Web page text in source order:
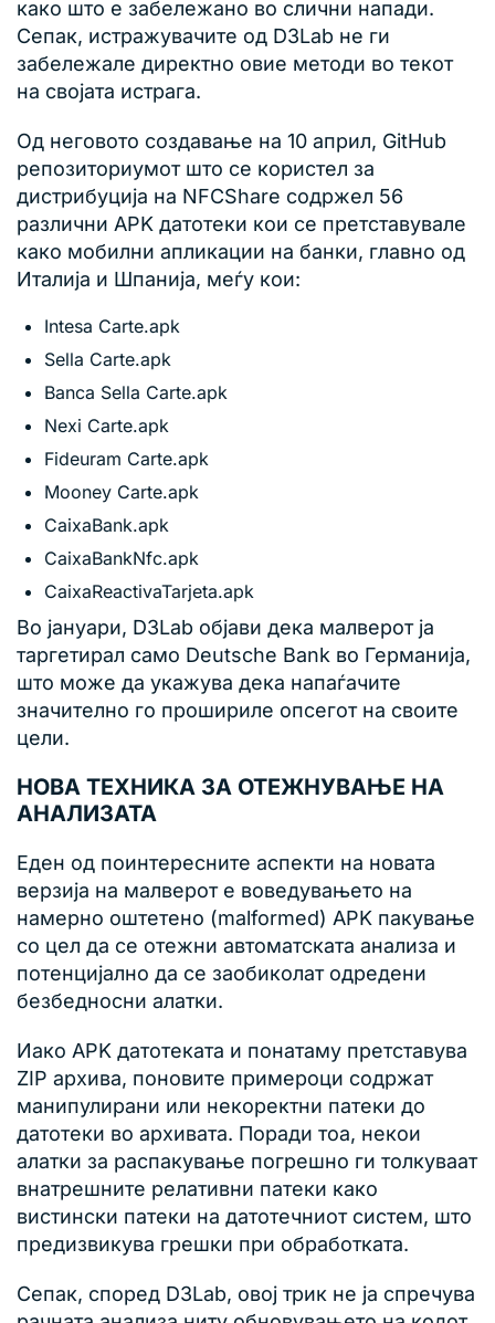
како што е забележано во слични напади.
Сепак, истражувачите од D3Lab не ги
забележале директно овие методи во текот
на својата истрага.
Од неговото создавање на 10 април, GitHub
репозиториумот што се користел за
дистрибуција на NFCShare содржел 56
различни APK датотеки кои се претставувале
како мобилни апликации на банки, главно од
Италија и Шпанија, меѓу кои:
Intesa Carte.apk
Sella Carte.apk
Banca Sella Carte.apk
Nexi Carte.apk
Fideuram Carte.apk
Mooney Carte.apk
CaixaBank.apk
CaixaBankNfc.apk
CaixaReactivaTarjeta.apk
Во јануари, D3Lab објави дека малверот ја
таргетирал само Deutsche Bank во Германија,
што може да укажува дека напаѓачите
значително го прошириле опсегот на своите
цели.
НОВА ТЕХНИКА ЗА ОТЕЖНУВАЊЕ НА
АНАЛИЗАТА
Еден од поинтересните аспекти на новата
верзија на малверот е воведувањето на
намерно оштетено (malformed) APK пакување
со цел да се отежни автоматската анализа и
потенцијално да се заобиколат одредени
безбедносни алатки.
Иако APK датотеката и понатаму претставува
ZIP архива, поновите примероци содржат
манипулирани или некоректни патеки до
датотеки во архивата. Поради тоа, некои
алатки за распакување погрешно ги толкуваат
внатрешните релативни патеки како
вистински патеки на датотечниот систем, што
предизвикува грешки при обработката.
Сепак, според D3Lab, овој трик не ја спречува